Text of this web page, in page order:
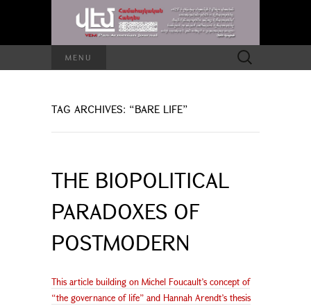
MENU
Search
for:
TAG ARCHIVES: “BARE LIFE”
THE BIOPOLITICAL
PARADOXES OF
POSTMODERN
This article building on Michel Foucault’s concept of
“the governance of life” and Hannah Arendt’s thesis